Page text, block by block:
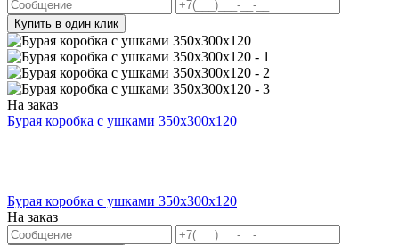
Купить в один клик
На заказ
Бурая коробка с ушками 350х300х120
Бурая коробка с ушками 350х300х120
На заказ